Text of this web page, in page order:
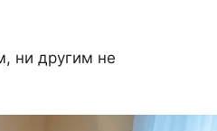
ни другим не